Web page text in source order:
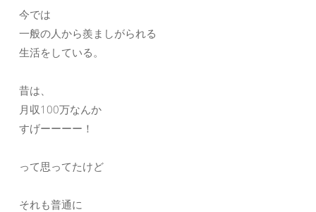
今では
一般の人から羨ましがられる
生活をしている。
昔は、
月収100万なんか
すげーーーー！
って思ってたけど
それも普通に